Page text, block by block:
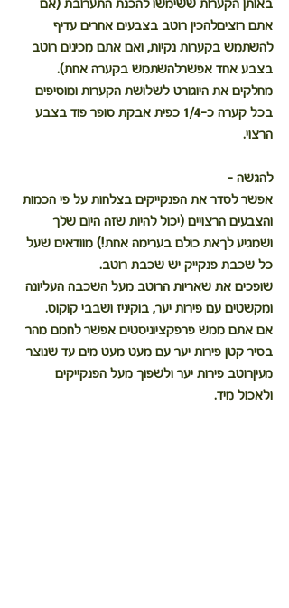
באותן הקערות ששימשו להכנת התערובת (אם
אתם רוציםלהכין רוטב בצבעים אחרים עדיף
להשתמש בקערות נקיות, ואם אתם מכינים רוטב
בצבע אחד אפשרלהשתמש בקערה אחת).
מחלקים את היוגורט לשלושת הקערות ומוסיפים
בכל קערה כ-1/4 כפית אבקת סופר פוד בצבע
הרצוי.
להגשה -
אפשר לסדר את הפנקייקים בצלחות על פי הכמות
והצבעים הרצויים (יכול להיות שזה היום שלך
ושמגיע לךאת כולם בערימה אחת!) מוודאים שעל
כל שכבת פנקייק יש שכבת רוטב.
שופכים את שאריות הרוטב מעל השכבה העליונה
ומקשטים עם פירות יער, בוקיניז ושבבי קוקוס.
אם אתם ממש פרפקציוניסטים אפשר לחמם מהר
בסיר קטן פירות יער עם מעט מעט מים עד שנוצר
מעיןרוטב פירות יער ולשפוך מעל הפנקייקים
ולאכול מיד.